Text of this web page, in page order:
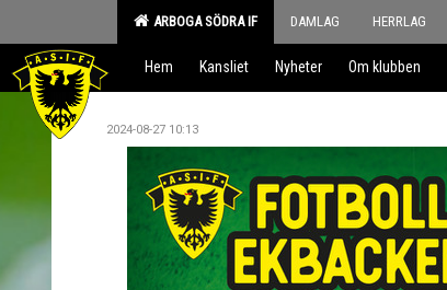
ARBOGA SÖDRA IF DAMLAG HERRLAG
Hem Kansliet Nyheter Om klubben
2024-08-27 10:13